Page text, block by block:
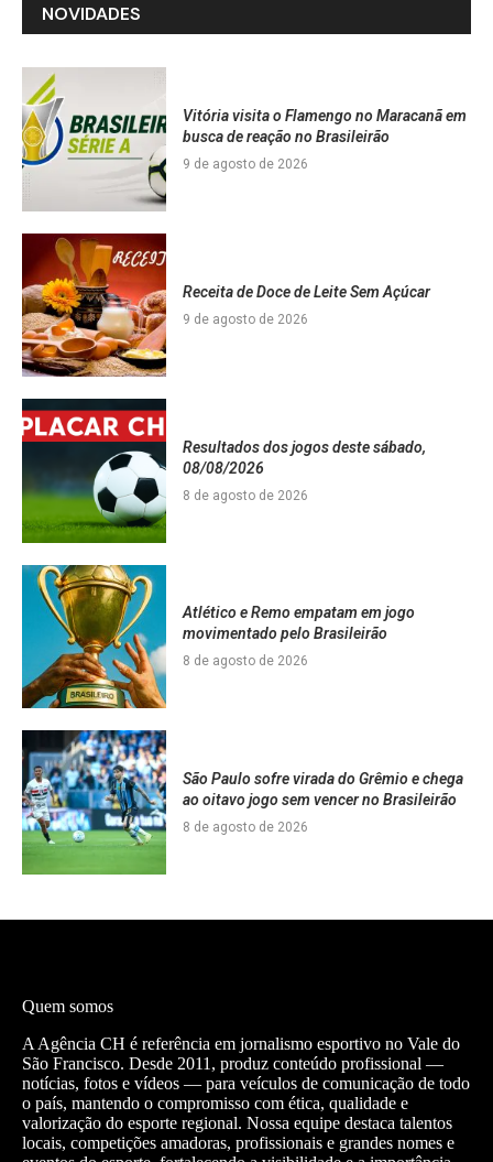
NOVIDADES
Vitória visita o Flamengo no Maracanã em
busca de reação no Brasileirão
9 de agosto de 2026
Receita de Doce de Leite Sem Açúcar
9 de agosto de 2026
Resultados dos jogos deste sábado,
08/08/2026
8 de agosto de 2026
Atlético e Remo empatam em jogo
movimentado pelo Brasileirão
8 de agosto de 2026
São Paulo sofre virada do Grêmio e chega
ao oitavo jogo sem vencer no Brasileirão
8 de agosto de 2026
Quem somos
A Agência CH é referência em jornalismo esportivo no Vale do
São Francisco. Desde 2011, produz conteúdo profissional —
notícias, fotos e vídeos — para veículos de comunicação de todo
o país, mantendo o compromisso com ética, qualidade e
valorização do esporte regional. Nossa equipe destaca talentos
locais, competições amadoras, profissionais e grandes nomes e